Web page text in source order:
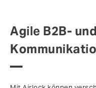
Agile B2B-